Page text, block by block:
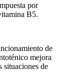
por
B5.
de
mejora
situaciones de